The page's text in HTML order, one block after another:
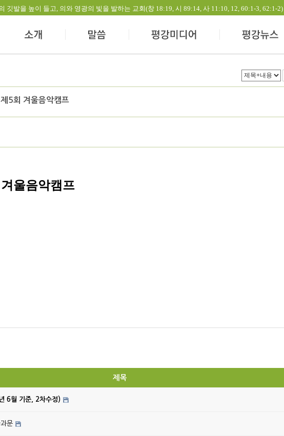
깃발을 높이 들고, 의와 영광의 빛을 발하는 교회(창 18:19, 시 89:14, 사 11:10, 12, 60:1-3, 62:1-2)
5회 겨울음악캠프
울음악캠프
제목
6월 기준, 2차수정)
문